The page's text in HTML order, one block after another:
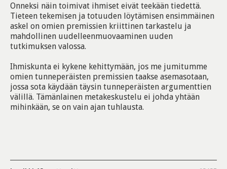
Onneksi näin toimivat ihmiset eivät teekään tiedettä.
Tieteen tekemisen ja totuuden löytämisen ensimmäinen
askel on omien premissien kriittinen tarkastelu ja
mahdollinen uudelleenmuovaaminen uuden
tutkimuksen valossa.
Ihmiskunta ei kykene kehittymään, jos me jumitumme
omien tunneperäisten premissien taakse asemasotaan,
jossa sota käydään täysin tunneperäisten argumenttien
välillä. Tämänlainen metakeskustelu ei johda yhtään
mihinkään, se on vain ajan tuhlausta.